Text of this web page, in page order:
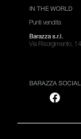
IN THE WORLD
Punti vendita
Barazza s.r.l.
Via Risorgimento,
BARAZZA SOCIAL